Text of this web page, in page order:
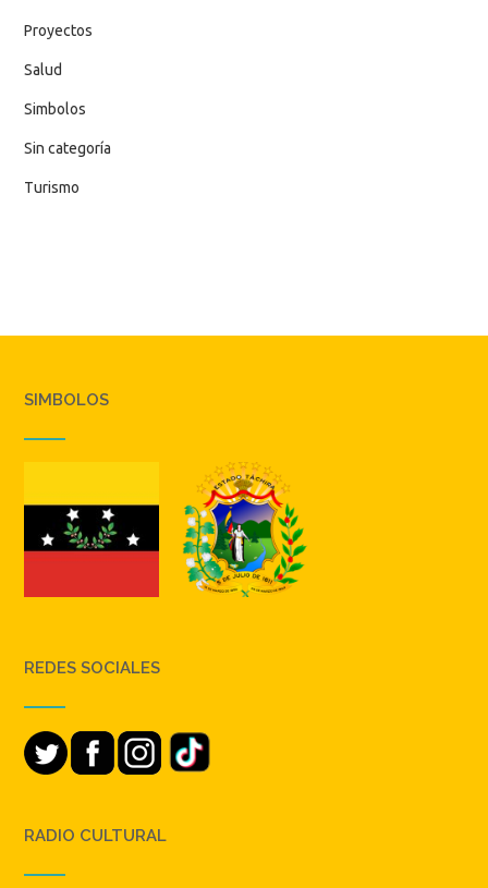
Proyectos
Salud
Simbolos
Sin categoría
Turismo
SIMBOLOS
REDES SOCIALES
RADIO CULTURAL